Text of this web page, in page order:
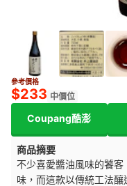
參考價格
$233 中價位
Coupang酷澎
商品摘要
不少喜愛醬油風味的饕
味，而這款以傳統工法